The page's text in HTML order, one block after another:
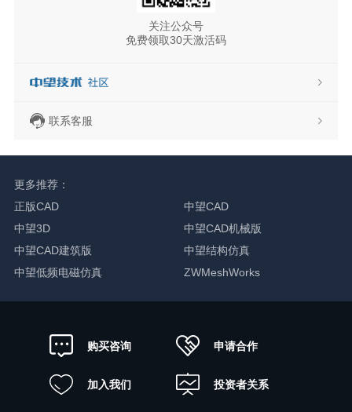
关注公众号
免费领取30天激活码
联系客服
更多推荐：
正版CAD
中望CAD
中望3D
中望CAD机械版
中望CAD建筑版
中望结构仿真
中望低频电磁仿真
ZWMeshWorks
购买咨询 申请合作
加入我们 投资者关系